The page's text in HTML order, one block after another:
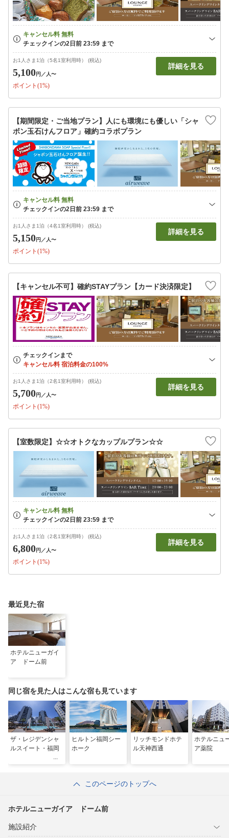
お1人さま1泊（5名1室利用時） (税込)
5,100円 ／人〜
ポイント(1%)
詳細を見る
【期間限定・ご当地プラン】人にも環境にも優しい「シャ
ボン玉石けんフロア」確約コラボプラン
お1人さま1泊（4名1室利用時） (税込)
5,150円 ／人〜
ポイント(1%)
詳細を見る
【キャンセル不可】確約STAYプラン【カード決済限定】
お1人さま1泊（2名1室利用時） (税込)
5,700円 ／人〜
ポイント(1%)
詳細を見る
【室数限定】☆☆オトクなカップルプラン☆☆
お1人さま1泊（2名1室利用時） (税込)
6,800円 ／人〜
ポイント(1%)
詳細を見る
最近見た宿
ホテルニューガイ
ア ドーム前
同じ宿を見た人はこんな宿も見ています
ザ・レジデンシャ
ルスイート・福岡
ヒルトン福岡シー
ホーク
リッチモンドホテ
ル天神西通
ホテルニュ
ア薬院
このページのトップへ
ホテルニューガイア ドーム前
施設紹介